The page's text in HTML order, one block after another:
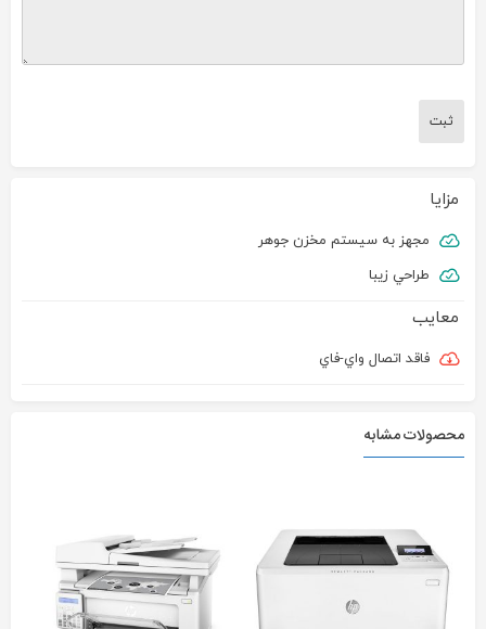
مزایا
مجهز به سيستم مخزن جوهر
طراحي زيبا
معایب
فاقد اتصال واي-فاي
محصولات مشابه